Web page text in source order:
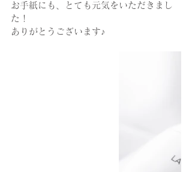
お手紙にも、とても元気をいただきまし
た！
ありがとうございます♪